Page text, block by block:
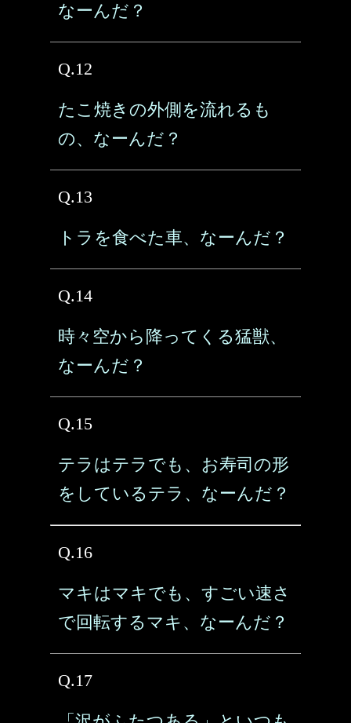
なーんだ？
Q.12
たこ焼きの外側を流れるも
の、なーんだ？
Q.13
トラを食べた車、なーんだ？
Q.14
時々空から降ってくる猛獣、
なーんだ？
Q.15
テラはテラでも、お寿司の形
をしているテラ、なーんだ？
Q.16
マキはマキでも、すごい速さ
で回転するマキ、なーんだ？
Q.17